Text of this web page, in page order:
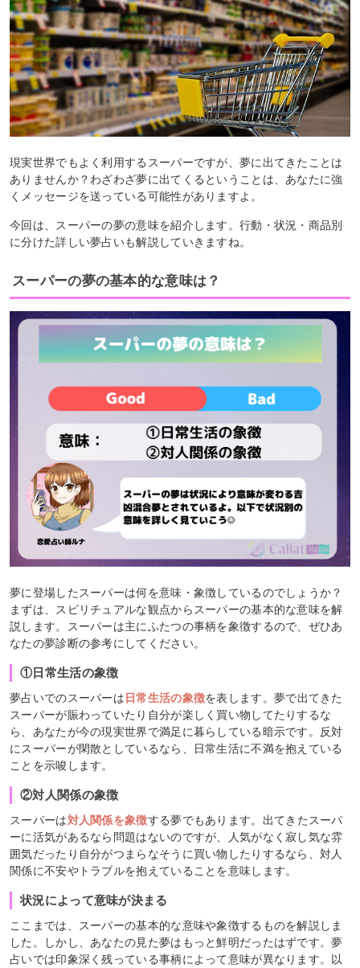
現実世界でもよく利用するスーパーですが、夢に出てきたことは
ありませんか？わざわざ夢に出てくるということは、あなたに強
くメッセージを送っている可能性がありますよ。
今回は、スーパーの夢の意味を紹介します。行動・状況・商品別
に分けた詳しい夢占いも解説していきますね。
スーパーの夢の基本的な意味は？
夢に登場したスーパーは何を意味・象徴しているのでしょうか？
まずは、スピリチュアルな観点からスーパーの基本的な意味を解
説します。スーパーは主にふたつの事柄を象徴するので、ぜひあ
なたの夢診断の参考にしてください。
①日常生活の象徴
夢占いでのスーパーは 日常生活の象徴を表します。夢で出てきた
スーパーが賑わっていたり自分が楽しく買い物してたりするな
ら、あなたが今の現実世界で満足に暮らしている暗示です。反対
にスーパーが閑散としているなら、日常生活に不満を抱えている
ことを示唆します。
②対人関係の象徴
スーパーは対人関係を象徴する夢でもあります。出てきたスーパ
ーに活気があるなら問題はないのですが、人気がなく寂し気な雰
囲気だったり自分がつまらなそうに買い物したりするなら、対人
関係に不安やトラブルを抱えていることを意味します。
状況によって意味が決まる
ここまでは、スーパーの基本的な意味や象徴するものを解説しま
した。しかし、あなたの見た夢はもっと鮮明だったはずです。夢
占いでは印象深く残っている事柄によって意味が異なります。以